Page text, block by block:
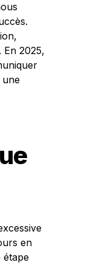
En 2025,
une
en
étape